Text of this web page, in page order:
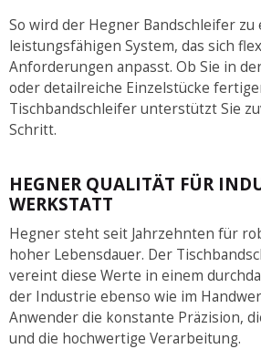
So wird der Hegner Bandschleifer zu
leistungsfähigen System, das sich
Anforderungen anpasst. Ob Sie in
oder detailreiche Einzelstücke
Tischbandschleifer unterstützt Sie
Schritt.
HEGNER QUALITÄT FÜR
WERKSTATT
Hegner steht seit Jahrzehnten für
hoher Lebensdauer. Der
vereint diese Werte in einem
der Industrie ebenso wie im
Anwender die konstante Präzision,
und die hochwertige Verarbeitung.